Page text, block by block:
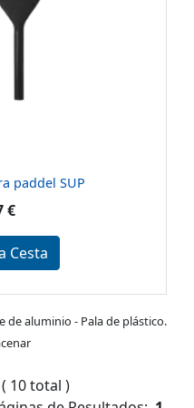
paddel SUP
€
Cesta
de aluminio - Pala de plástico.
( 10 total )